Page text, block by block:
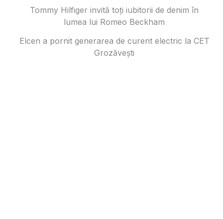
Tommy Hilfiger invită toți iubitorii de denim în
lumea lui Romeo Beckham
Elcen a pornit generarea de curent electric la CET
Grozăvești